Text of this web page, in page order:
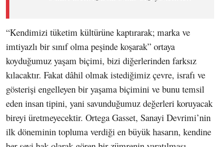
“Kendimizi tüketim kültürüne kaptırarak; marka ve
imtiyazlı bir sınıf olma peşinde koşarak” ortaya
koyduğumuz yaşam biçimi, bizi diğerlerinden farksız
kılacaktır. Fakat dâhil olmak istediğimiz çevre, israfı ve
gösterişi engelleyen bir yaşama biçimini ve bunu temsil
eden insan tipini, yani savunduğumuz değerleri koruyacak
bireyi üretmeyecektir. Ortega Gasset, Sanayi Devrimi’nin
ilk döneminin topluma verdiği en büyük hasarın, kendine